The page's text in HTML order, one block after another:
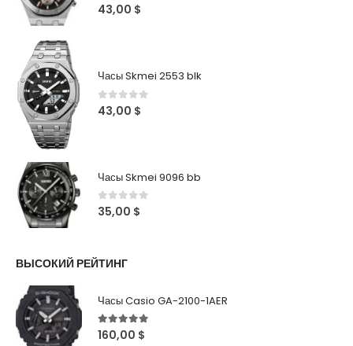
0 out of 5
43,00 $
Часы Skmei 2553 blk
0 out of 5
43,00 $
Часы Skmei 9096 bb
0out of 5
35,00 $
ВЫСОКИЙ РЕЙТИНГ
Часы Casio GA-2100-1AER
5out of 5
160,00 $